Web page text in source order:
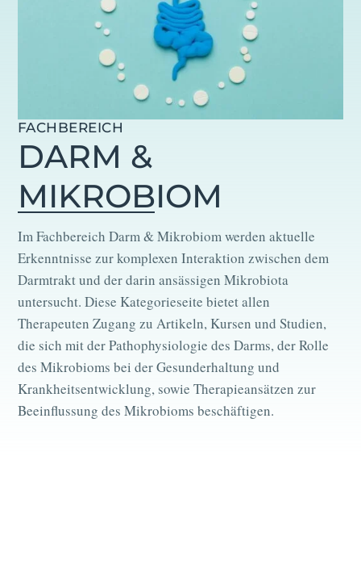
FACHBEREICH
DARM &
MIKROBIOM
Im Fachbereich Darm & Mikrobiom werden aktuelle
Erkenntnisse zur komplexen Interaktion zwischen dem
Darmtrakt und der darin ansässigen Mikrobiota
untersucht. Diese Kategorieseite bietet allen
Therapeuten Zugang zu Artikeln, Kursen und Studien,
die sich mit der Pathophysiologie des Darms, der Rolle
des Mikrobioms bei der Gesunderhaltung und
Krankheitsentwicklung, sowie Therapieansätzen zur
Beeinflussung des Mikrobioms beschäftigen.